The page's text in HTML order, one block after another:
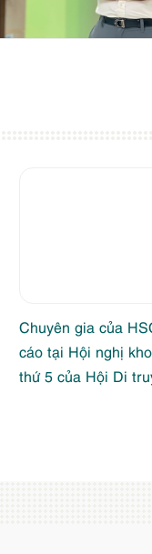
Chuyên gia của
cáo tại Hội nghị
thứ 5 của Hội Di